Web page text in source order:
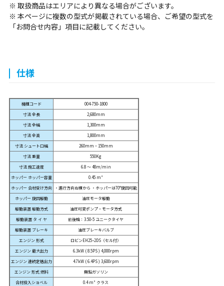
※ 取扱商品はエリアにより異なる場合がございます。
※ 本ページに複数の型式が掲載されている場合、ご希望の型式を
「お問合せ内容」項目に記載してください。
仕様
機種コード
004-750-1800
寸法 全長
2,680mm
寸法 全幅
1,300mm
寸法 全高
1,800mm
寸法 シュート口幅
260mm・150mm
寸法 重量
550Kg
寸法 施工速度
6.8 ～ 48m/min
ホッパー ホッパー容量
0.45 m³
ホッパー 合材受け方向
・進行方向右横から ・ホッパーは70°旋回可能
ホッパー 旋回駆動
油圧モータ駆動
駆動装置 駆動方式
油圧可変ポンプ・モータ方式
駆動装置 タ イ ヤ
前後輪：3.50-5 ユニークタイヤ
駆動装置 ブレーキ
油圧ブレーキバルブ
エンジン 形式
ロビンEH25ｰ2DS（セル付）
エンジン 最大出力
6.3kW ( 8.5PS ) 4,000rpm
エンジン 連続定格出力
4.7kW ( 6.4PS ) 3,600rpm
エンジン 形式 燃料
無鉛ガソリン
合材投入ショベル
0.4 m³ クラス